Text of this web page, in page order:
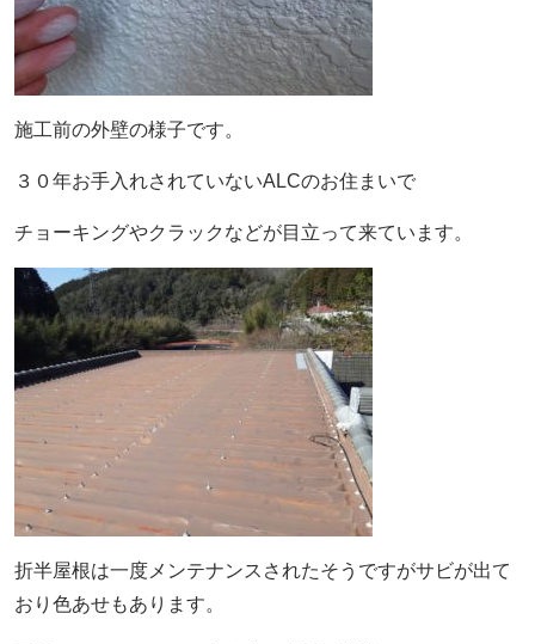
施工前の外壁の様子です。
３０年お手入れされていないALCのお住まいで
チョーキングやクラックなどが目立って来ています。
折半屋根は一度メンテナンスされたそうですがサビが出て
おり色あせもあります。